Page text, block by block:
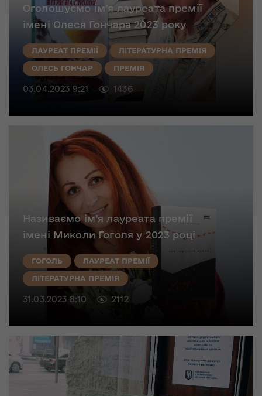
Оголошуємо ім’я лауреата премії
імені Олеся Гончара 2023 року
ЛАУРЕАТ ПРЕМІЇ ЛІТЕРАТУРНА ПРЕМІЯ
ОЛЕСЬ ГОНЧАР ПРЕМІЯ
03.04.2023 9:21 1436
Називаємо ім’я лауреата премії
імені Миколи Гоголя у 2023 році
ГОГОЛЬ ЛАУРЕАТ ПРЕМІЇ
ЛІТЕРАТУРНА ПРЕМІЯ
31.03.2023 8:10 2112